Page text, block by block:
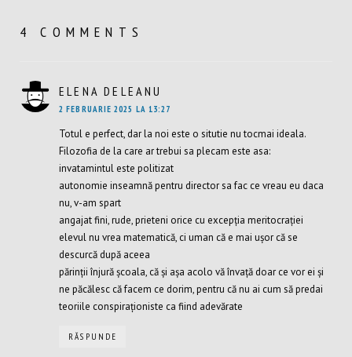
4 COMMENTS
ELENA DELEANU
2 FEBRUARIE 2025 LA 13:27
Totul e perfect, dar la noi este o situtie nu tocmai ideala.
Filozofia de la care ar trebui sa plecam este asa:
invatamintul este politizat
autonomie inseamnă pentru director sa fac ce vreau eu daca
nu, v-am spart
angajat fini, rude, prieteni orice cu excepția meritocrației
elevul nu vrea matematică, ci uman că e mai ușor că se
descurcă după aceea
părinții înjură școala, că și așa acolo vă învață doar ce vor ei și
ne păcălesc că facem ce dorim, pentru că nu ai cum să predai
teoriile conspiraționiste ca fiind adevărate
RĂSPUNDE